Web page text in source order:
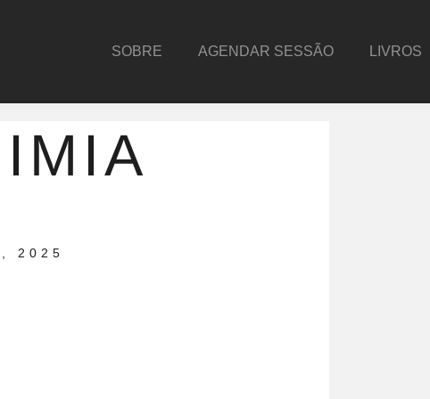
SOBRE AGENDAR SESSÃO LIVROS
2025